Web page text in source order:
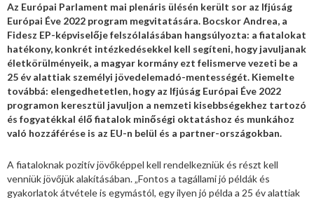
Az Európai Parlament mai plenáris ülésén került sor az Ifjúság
Európai Éve 2022 program megvitatására. Bocskor Andrea, a
Fidesz EP-képviselője felszólalásában hangsúlyozta: a fiatalokat
hatékony, konkrét intézkedésekkel kell segíteni, hogy javuljanak
életkörülményeik, a magyar kormány ezt felismerve vezeti be a
25 év alattiak személyi jövedelemadó-mentességét. Kiemelte
továbbá: elengedhetetlen, hogy az Ifjúság Európai Éve 2022
programon keresztül javuljon a nemzeti kisebbségekhez tartozó
és fogyatékkal élő fiatalok minőségi oktatáshoz és munkához
való hozzáférése is az EU-n belül és a partner-országokban.
A fiataloknak pozitív jövőképpel kell rendelkezniük és részt kell
venniük jövőjük alakításában. „Fontos a tagállami jó példák és
gyakorlatok átvétele is egymástól, egy ilyen jó példa a 25 év alattiak